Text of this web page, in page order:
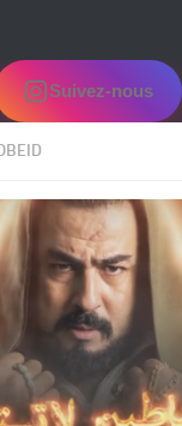
Suivez-nous